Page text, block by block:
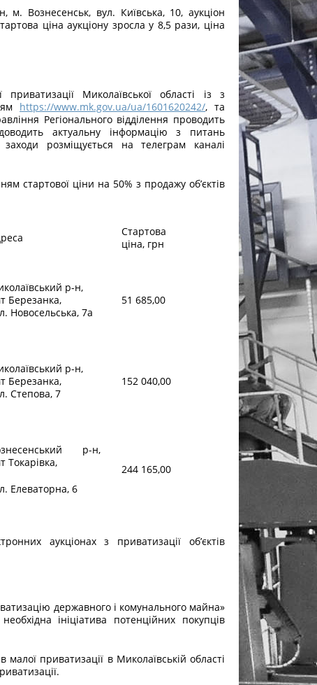
м. Вознесенськ, вул. Київська, 10, аукціон
ціна аукціону зросла у 8,5 рази, ціна
Миколаївської області із з
https://www.mk.gov.ua/ua/1601620242/, та
Регіонального відділення проводить
актуальну інформацію з питань
розміщується на телеграм каналі
стартової ціни на 50% з продажу об’єктів
Стартова
ціна, грн
р-н,
Березанка,
Новосельська, 7а
51 685,00
р-н,
Березанка,
Степова, 7
152 040,00
р-н,
Токарівка,
Елеваторна, 6
244 165,00
аукціонах з приватизації об’єктів
державного і комунального майна»
ініціатива потенційних покупців
приватизації в Миколаївській області